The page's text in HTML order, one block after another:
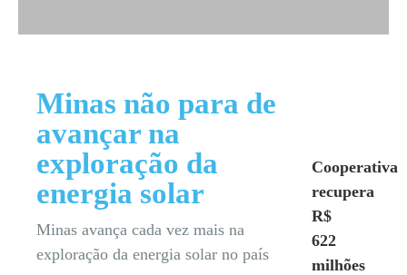
Minas não para de
avançar na
exploração da
energia solar
Minas avança cada vez mais na
exploração da energia solar no país
Cooperativa
recupera
R$
622
milhões